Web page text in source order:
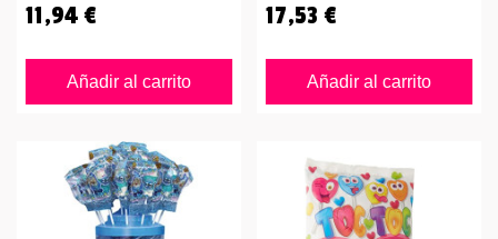
11,94 €
Añadir al carrito
17,53 €
Añadir al carrito